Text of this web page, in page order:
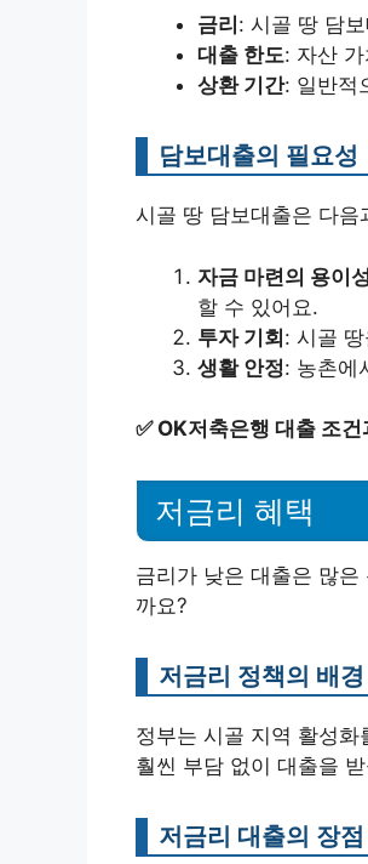
금리 : 시골 땅 담
대출 한도: 자산
상환 기간: 일반적
담보대출의 필요성
시골 땅 담보대출은 다
자금 마련의 용이성
할 수 있어요.
투자 기회: 시골
생활 안정: 농촌에
✅ OK저축은행 대출 조
저금리 혜택
금리가 낮은 대출은 많
까요?
저금리 정책의 배경
정부는 시골 지역 활성화
훨씬 부담 없이 대출을
저금리 대출의 장점